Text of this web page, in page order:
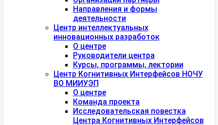
Направления и формы
деятельности
Центр интеллектуальных
инновационных разработок
О центре
Руководители центра
Курсы, программы, лектории
Центр Когнитивных Интерфейсов НОЧУ
ВО МИИУЭП
О центре
Команда проекта
Исследовательская повестка
Центра Когнитивных Интерфейсов